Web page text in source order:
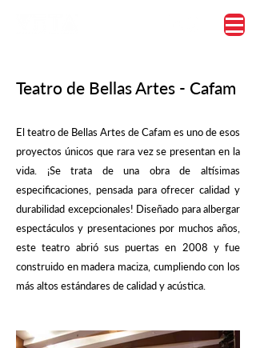
Teatro de Bellas Artes - Cafam
El teatro de Bellas Artes de Cafam es uno de esos
proyectos únicos que rara vez se presentan en la
vida. ¡Se trata de una obra de altísimas
especificaciones, pensada para ofrecer calidad y
durabilidad excepcionales! Diseñado para albergar
espectáculos y presentaciones por muchos años,
este teatro abrió sus puertas en 2008 y fue
construido en madera maciza, cumpliendo con los
más altos estándares de calidad y acústica.